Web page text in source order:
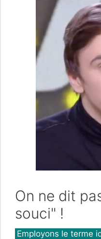
On ne dit
souci" !
Catégories
Employons le terme